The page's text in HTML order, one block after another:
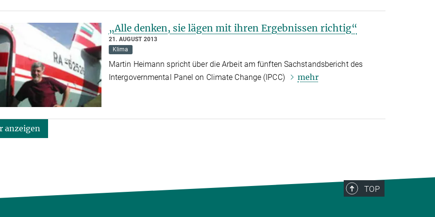
„Alle denken, sie lägen mit ihren Ergebnissen richtig“
21. AUGUST 2013
Klima
Martin Heimann spricht über die Arbeit am fünften Sachstandsbericht des
Intergovernmental Panel on Climate Change (IPCC)
mehr
anzeigen
TOP